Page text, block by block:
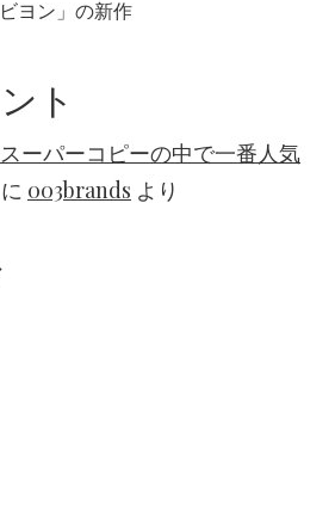
ヨン」の新作
ト
ーパーコピーの中で一番人気
に 003brands より